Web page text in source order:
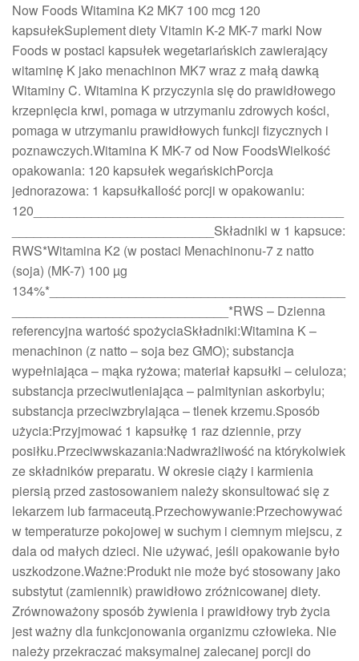
Now Foods Witamina K2 MK7 100 mcg 120
kapsułekSuplement diety Vitamin K-2 MK-7 marki Now
Foods w postaci kapsułek wegetariańskich zawierający
witaminę K jako menachinon MK7 wraz z małą dawką
Witaminy C. Witamina K przyczynia się do prawidłowego
krzepnięcia krwi, pomaga w utrzymaniu zdrowych kości,
pomaga w utrzymaniu prawidłowych funkcji fizycznych i
poznawczych.Witamina K MK-7 od Now FoodsWielkość
opakowania: 120 kapsułek wegańskichPorcja
jednorazowa: 1 kapsułkaIlość porcji w opakowaniu:
120___________________________________________
____________________________Składniki w 1 kapsuce:
RWS*Witamina K2 (w postaci Menachinonu-7 z natto
(soja) (MK-7) 100 µg
134%*_________________________________________
______________________________*RWS – Dzienna
referencyjna wartość spożyciaSkładniki:Witamina K –
menachinon (z natto – soja bez GMO); substancja
wypełniająca – mąka ryżowa; materiał kapsułki – celuloza;
substancja przeciwutleniająca – palmitynian askorbylu;
substancja przeciwzbrylająca – tlenek krzemu.Sposób
użycia:Przyjmować 1 kapsułkę 1 raz dziennie, przy
posiłku.Przeciwwskazania:Nadwrażliwość na którykolwiek
ze składników preparatu. W okresie ciąży i karmienia
piersią przed zastosowaniem należy skonsultować się z
lekarzem lub farmaceutą.Przechowywanie:Przechowywać
w temperaturze pokojowej w suchym i ciemnym miejscu, z
dala od małych dzieci. Nie używać, jeśli opakowanie było
uszkodzone.Ważne:Produkt nie może być stosowany jako
substytut (zamiennik) prawidłowo zróżnicowanej diety.
Zrównoważony sposób żywienia i prawidłowy tryb życia
jest ważny dla funkcjonowania organizmu człowieka. Nie
należy przekraczać maksymalnej zalecanej porcji do